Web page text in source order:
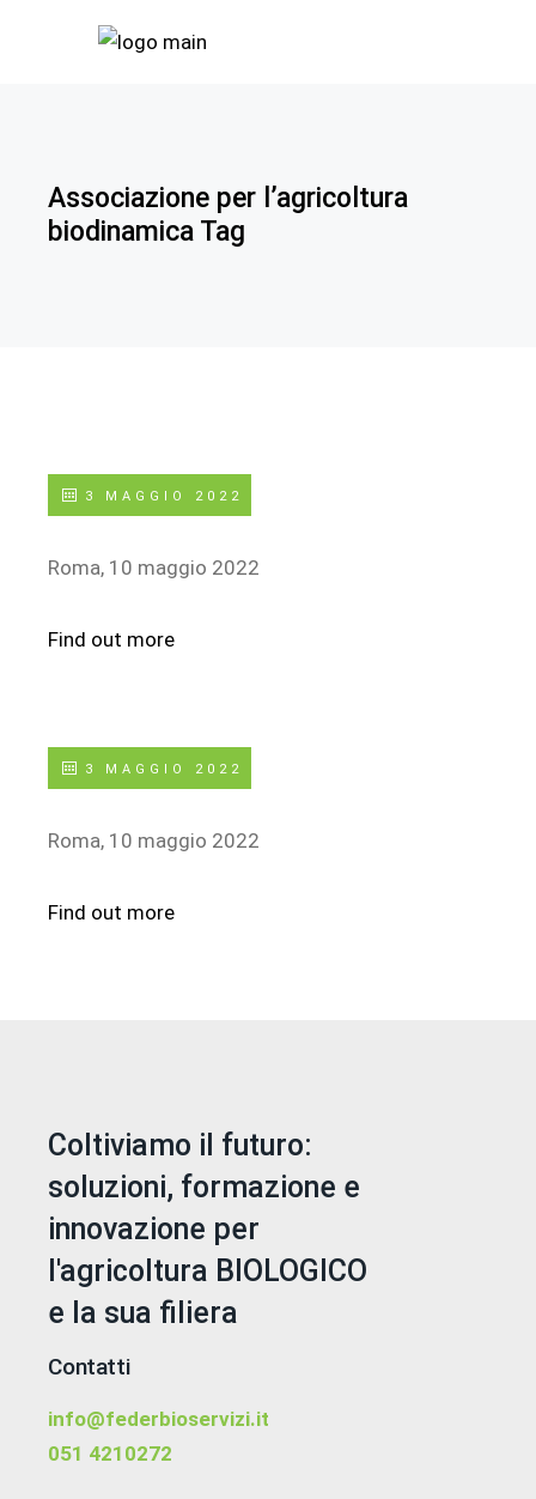
Associazione per l’agricoltura
biodinamica Tag
3 MAGGIO 2022
Roma, 10 maggio 2022
Find out more
3 MAGGIO 2022
Roma, 10 maggio 2022
Find out more
Coltiviamo il futuro:
soluzioni, formazione e
innovazione per
l'agricoltura BIOLOGICO
e la sua filiera
Contatti
info@federbioservizi.it
051 4210272